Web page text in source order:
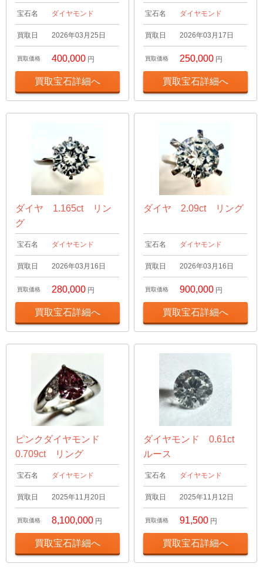
宝石名 ダイヤモンド
買取日 2026年03月25日
買取価格 400,000 円
買取宝石詳細へ
宝石名 ダイヤモンド
買取日 2026年03月17日
買取価格 250,000 円
買取宝石詳細へ
ダイヤ 1.165ct リン
グ
宝石名 ダイヤモンド
買取日 2026年03月16日
買取価格 280,000 円
買取宝石詳細へ
ダイヤ 2.09ct リング
宝石名 ダイヤモンド
買取日 2026年03月16日
買取価格 900,000 円
買取宝石詳細へ
ピンクダイヤモンド
0.709ct リング
宝石名 ダイヤモンド
買取日 2025年11月20日
買取価格 8,100,000 円
買取宝石詳細へ
ダイヤモンド 0.61ct
ルース
宝石名 ダイヤモンド
買取日 2025年11月12日
買取価格 91,500 円
買取宝石詳細へ